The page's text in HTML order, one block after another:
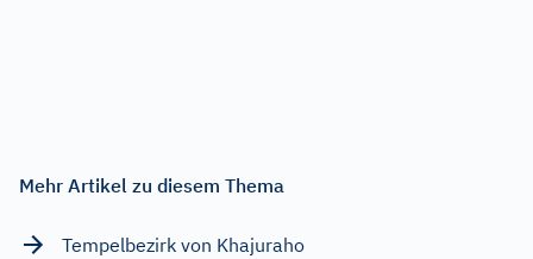
Mehr Artikel zu diesem Thema
Tempelbezirk von Khajuraho